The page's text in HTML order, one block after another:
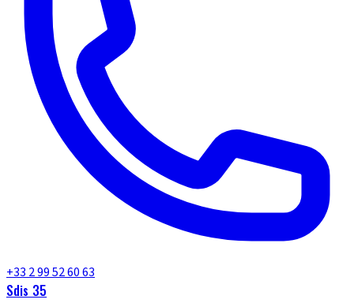
+33 2 99 52 60 63
Sdis 35